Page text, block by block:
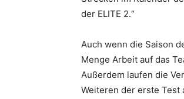
der ELITE 2.“
Auch wenn die Saison
Menge Arbeit auf das
Außerdem laufen die
Weiteren der erste Test